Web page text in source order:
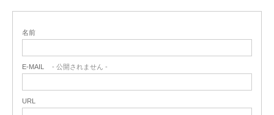
名前
E-MAIL - 公開されません -
URL